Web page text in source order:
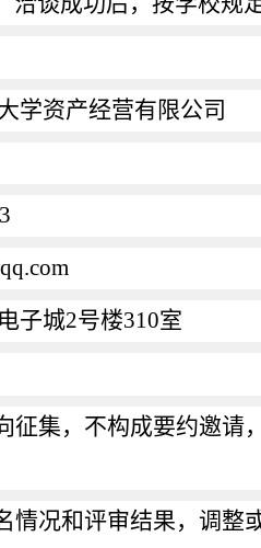
学资产经营有限公司
子城2号楼310室
征集，不构成要约邀请
情况和评审结果，调整